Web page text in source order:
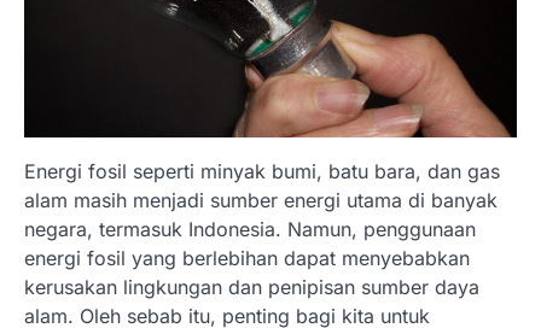
Energi fosil seperti minyak bumi, batu bara, dan gas
alam masih menjadi sumber energi utama di banyak
negara, termasuk Indonesia. Namun, penggunaan
energi fosil yang berlebihan dapat menyebabkan
kerusakan lingkungan dan penipisan sumber daya
alam. Oleh sebab itu, penting bagi kita untuk